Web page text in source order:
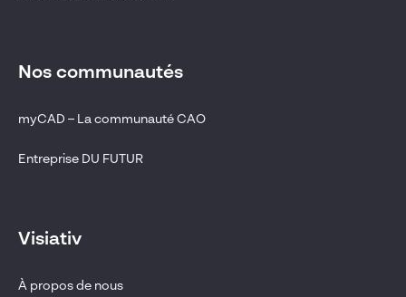
Nos communautés
myCAD – La communauté CAO
Entreprise DU FUTUR
Visiativ
À propos de nous